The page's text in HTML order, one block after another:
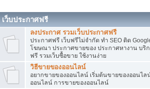
เว็บประกาศฟรี
ลงประกาศ รวมเว็บประกาศฟรี
ประกาศฟรี เว็บฟรีไม่จำกัด ทำ SEO ติด
โฆษณา ประกาศขายของ ประกาศหางาน บริ
ฟรี รวมเว็บซื้อขาย ใช้งานง่าย
วิธีขายของออนไลน์
อยากขายของออนไลน์ เริ่มต้นขายของออนไล
ออนไลน์ การขายของออนไลน์